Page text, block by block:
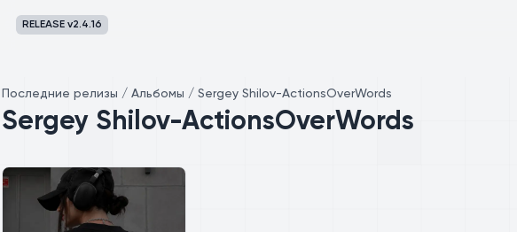
RELEASE v2.4.16
Последние релизы / Альбомы / Sergey Shilov-ActionsOverWords
Sergey Shilov-ActionsOverWords